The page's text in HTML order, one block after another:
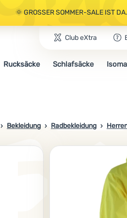
🌞 GROSSER SOMMER-SALE IST DA.
🤫 - 10 % AUF AUSGEWÄHLTE
🌞 GROSSER SOMMER-SALE IST DA.
Club eXtra
Rucksäcke Schlafsäcke
4campingshop.de
Bekleidung Radbekleidung